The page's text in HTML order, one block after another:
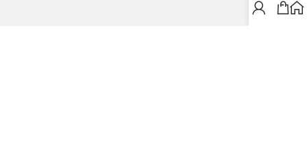
• بلاگ